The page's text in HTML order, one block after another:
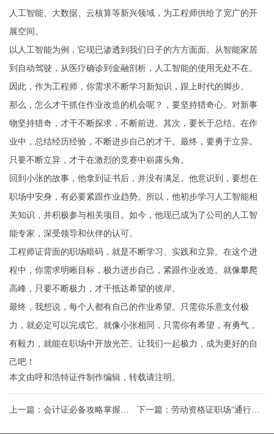
人工智能、大数据、云核算等新兴领域，为工程师供给了宽广的开
展空间。
以人工智能为例，它现已渗透到我们日子的方方面面。从智能家居
到自动驾驶，从医疗确诊到金融剖析，人工智能的使用无处不在。
因此，作为工程师，你需求不断学习新知识，跟上时代的脚步。
那么，怎么才干抓住作业改造的机会呢？，要坚持猎奇心。对新事
物坚持猎奇，才干不断探求，不断前进。其次，要长于总结。在作
业中，总结经历经验，不断进步自己的才干。最终，要勇于立异。
只要不断立异，才干在激烈的竞赛中崭露头角。
回到小张的故事，他拿到证书后，并没有满足。他意识到，要想在
职场中安身，有必要紧跟作业趋势。所以，他初步学习人工智能相
关知识，并积极参与相关项目。如今，他现已成为了公司的人工智
能专家，深受领导和伙伴的认可。
工程师证背面的职场暗码，就是不断学习、实践和立异。在这个进
程中，你需求明晰目标，极力进步自己，紧跟作业改造。就像攀爬
高峰，只要不断极力，才干抵达希望的彼岸。
最终，我想说，每个人都有自己的作业希望。只需你乐意支付极
力，就必定可以完成它。就像小张相同，只需你有希望，有勇气，
有毅力，就能在职场中开放光芒。让我们一起极力，成为更好的自
己吧！
本文由呼和浩特证件制作编辑，转载请注明。
上一篇： 会计证必备攻略掌握考
证秘诀，解锁财务自由之门！
下一篇： 劳动资格证职场“通行
证”，带你闯荡职场江湖！